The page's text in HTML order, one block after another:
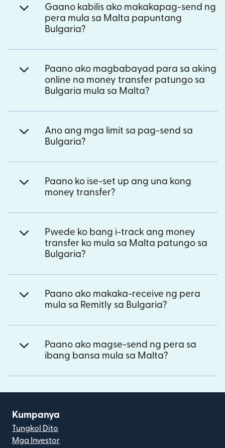
Gaano kabilis ako makakapag-send ng
pera mula sa Malta papuntang
Bulgaria?
Paano ako magbabayad para sa aking
online na money transfer patungo sa
Bulgaria mula sa Malta?
Ano ang mga limit sa pag-send sa
Bulgaria?
Paano ko ise-set up ang una kong
money transfer?
Pwede ko bang i-track ang money
transfer ko mula sa Malta patungo sa
Bulgaria?
Paano ako makaka-receive ng pera
mula sa Remitly sa Bulgaria?
Paano ako magse-send ng pera sa
ibang bansa mula sa Malta?
Kumpanya
Tungkol Dito
Mga Investor